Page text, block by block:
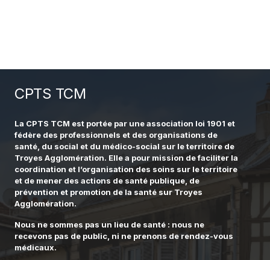
CPTS TCM
La CPTS TCM est portée par une association loi 1901 et
fédère des professionnels et des organisations de
santé, du social et du médico-social sur le territoire de
Troyes Agglomération. Elle a pour mission de faciliter la
coordination et l’organisation des soins sur le territoire
et de mener des actions de santé publique, de
prévention et promotion de la santé sur Troyes
Agglomération.
Nous ne sommes pas un lieu de santé : nous ne
recevons pas de public, ni ne prenons de rendez-vous
médicaux.